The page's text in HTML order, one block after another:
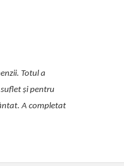
Totul a
și pentru
A completat